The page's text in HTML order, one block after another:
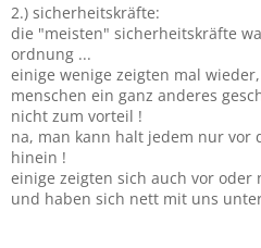
2.) sicherheitskräfte:
die "meisten" sicherheitskräfte
ordnung ...
einige wenige zeigten mal
menschen ein ganz anderes
nicht zum vorteil !
na, man kann halt jedem nur vor
hinein !
einige zeigten sich auch vor
und haben sich nett mit uns